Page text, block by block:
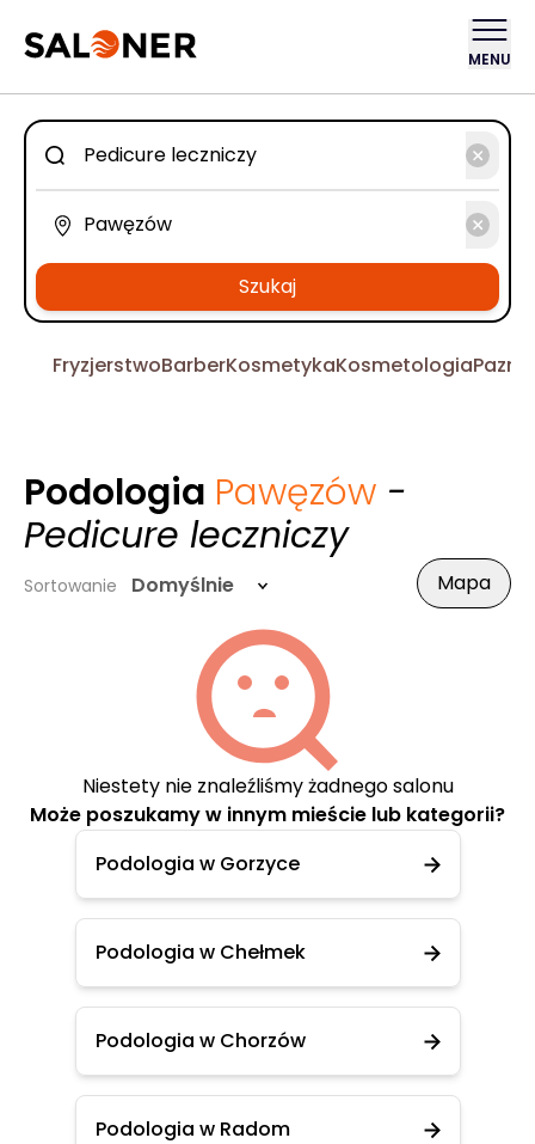
MENU
Szukaj
FryzjerstwoBarberKosmetykaKosmetologia
Podologia Pawęzów -
Pedicure leczniczy
Sortowanie Domyślnie Mapa
Niestety nie znaleźliśmy żadnego salonu
Może poszukamy w innym mieście lub kategorii?
Podologia w Gorzyce
Podologia w Chełmek
Podologia w Chorzów
Podologia w Radom